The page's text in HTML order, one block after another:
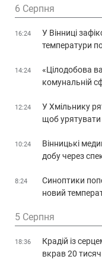
6 Серпня
16:24
У Вінниці
температури
14:24
«Цілодобова
комунальній
12:24
У Хмільнику
щоб урятувати
10:24
Вінницькі
добу через
8:24
Синоптики
новий
5 Серпня
18:36
Крадій із
вкрав 20